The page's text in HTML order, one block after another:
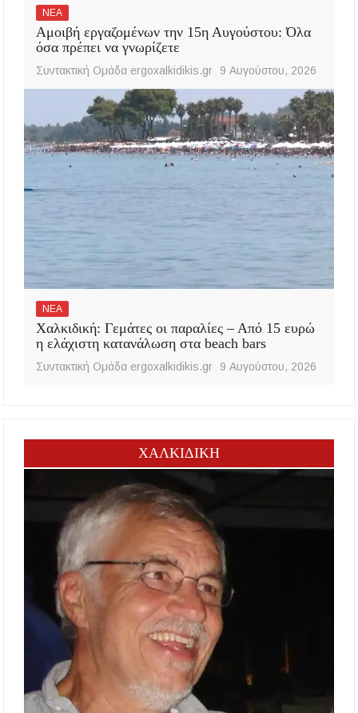
ΝΕΑ
Αμοιβή εργαζομένων την 15η Αυγούστου: Όλα
όσα πρέπει να γνωρίζετε
Συντακτική Ομάδα ergoxalkidikis.gr 9 Αυγούστου, 2026
ΝΕΑ
Χαλκιδική: Γεμάτες οι παραλίες – Από 15 ευρώ
η ελάχιστη κατανάλωση στα beach bars
Συντακτική Ομάδα ergoxalkidikis.gr 9 Αυγούστου, 2026
ΧΑΛΚΙΔΙΚΗ